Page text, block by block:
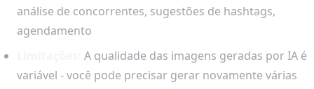
análise de concorrentes, sugestões de hashtags,
agendamento
A qualidade das imagens geradas por IA é
variável - você pode precisar gerar novamente várias